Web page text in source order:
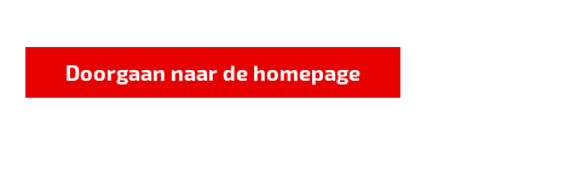
Doorgaan naar de homepage